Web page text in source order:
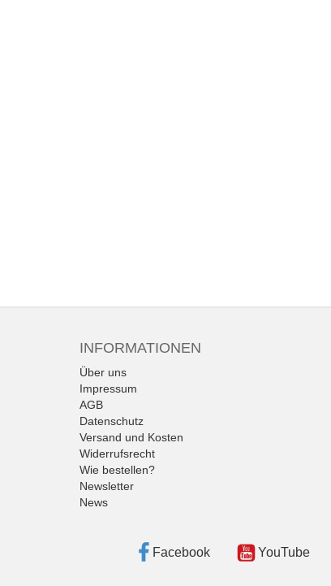
INFORMATIONEN
Über uns
Impressum
AGB
Datenschutz
Versand und Kosten
Widerrufsrecht
Wie bestellen?
Newsletter
News
Facebook YouTube